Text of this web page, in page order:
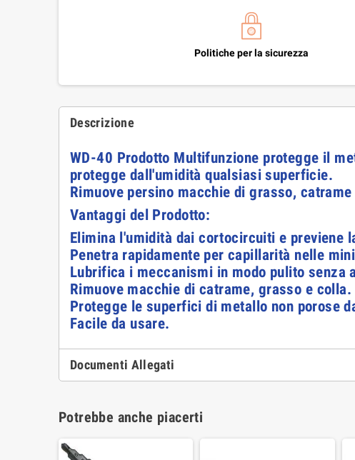
Politiche per la sicurezza
Descrizione
WD-40 Prodotto Multifunzione protegge il
protegge dall'umidità qualsiasi superficie.
Rimuove persino macchie di grasso,
Vantaggi del Prodotto:
Elimina l'umidità dai cortocircuiti e previene
Penetra rapidamente per capillarità nelle
Lubrifica i meccanismi in modo pulito senza
Rimuove macchie di catrame, grasso e colla.
Protegge le superfici di metallo non porose
Facile da usare.
Documenti Allegati
Potrebbe anche piacerti